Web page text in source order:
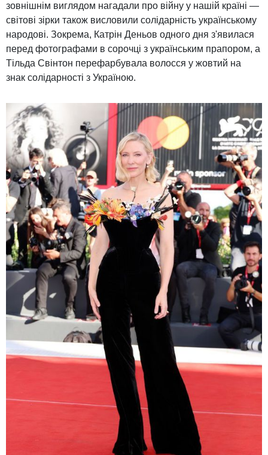
зовнішнім виглядом нагадали про війну у нашій країні —
світові зірки також висловили солідарність українському
народові. Зокрема, Катрін Деньов одного дня з'явилася
перед фотографами в сорочці з українським прапором, а
Тільда ​​Свінтон перефарбувала волосся у жовтий на
знак солідарності з Україною.